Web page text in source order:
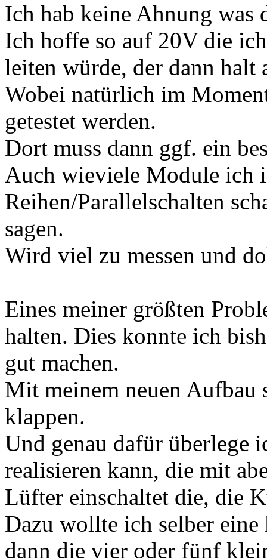
Ich hab keine Ahnung was
Ich hoffe so auf 20V die
leiten würde, der dann
Wobei natürlich im
getestet werden.
Dort muss dann ggf. ein
Auch wieviele Module ich
Reihen/Parallelschalten
sagen.
Wird viel zu messen und
Eines meiner größten
halten. Dies konnte ich
gut machen.
Mit meinem neuen Aufbau
klappen.
Und genau dafür überlege
realisieren kann, die mit
Lüfter einschaltet die, die
Dazu wollte ich selber
dann die vier oder fünf